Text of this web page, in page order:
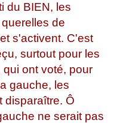
du BIEN, les
de
s'activent. C'est
surtout pour les
ont voté, pour
gauche, les
disparaître. Ô
ne serait pas